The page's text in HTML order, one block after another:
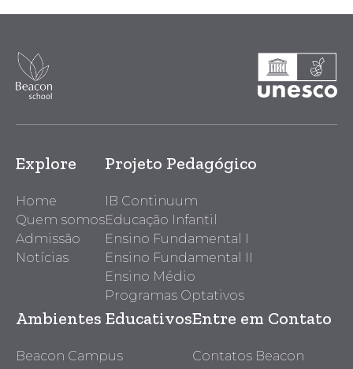
Explore
Home
Quem somos
Admissão
Notícias
Projeto Pedagógico
IB Continuum
Educação Infantil
Ensino Fundamental I
Ensino Fundamental II
Ensino Médio
Programas Optativos
Ambientes Educativos
Beacon Campus
Entre em Contato
Contatos Beacon